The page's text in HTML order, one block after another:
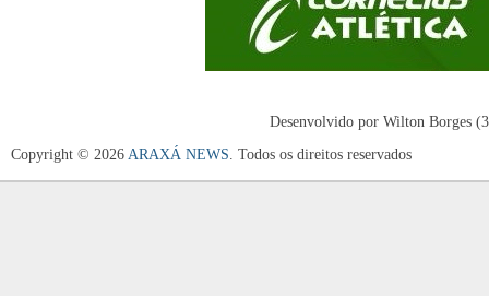
Desenvolvido por Wilton Borges
Copyright © 2026 ARAXÁ NEWS . Todos os direitos reservados